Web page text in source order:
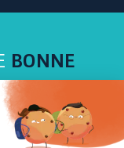
BONNE
les1ers avertis